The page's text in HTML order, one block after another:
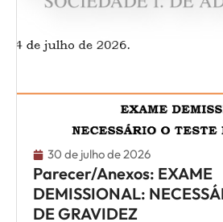
30 de julho de 2026
Parecer/Anexos: EXAME
DEMISSIONAL:
DE GRAVIDEZ